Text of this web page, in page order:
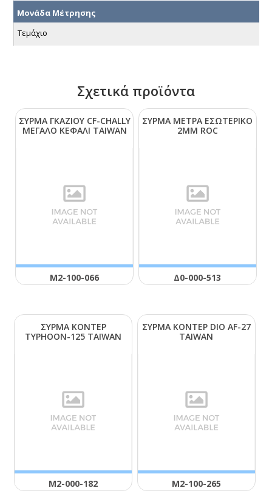
Μονάδα Μέτρησης
Τεμάχιο
Σχετικά προϊόντα
ΣΥΡΜΑ ΓΚΑΖΙΟΥ CF-CΗΑLLΥ
ΜΕΓΑΛΟ ΚΕΦΑΛΙ ΤΑΙWΑΝ
Μ2-100-066
ΣΥΡΜΑ ΜΕΤΡΑ ΕΣΩΤΕΡΙΚΟ
2ΜΜ RΟC
Δ0-000-513
ΣΥΡΜΑ ΚΟΝΤΕΡ
ΤΥΡΗΟΟΝ-125 ΤΑΙWΑΝ
Μ2-000-182
ΣΥΡΜΑ ΚΟΝΤΕΡ DΙΟ ΑF-27
ΤΑΙWΑΝ
Μ2-100-265